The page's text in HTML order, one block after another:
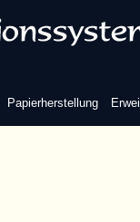
Papierherstellung